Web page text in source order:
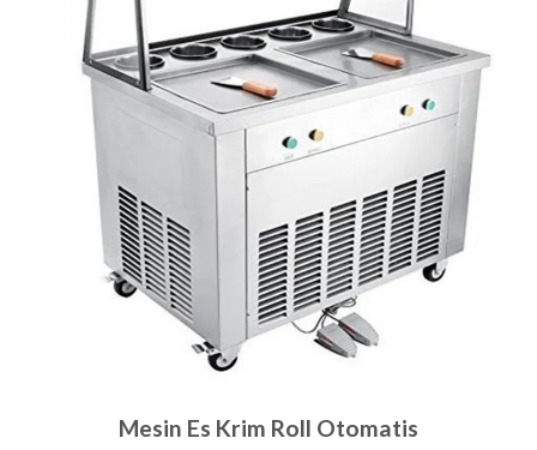
Mesin Es Krim Roll Otomatis